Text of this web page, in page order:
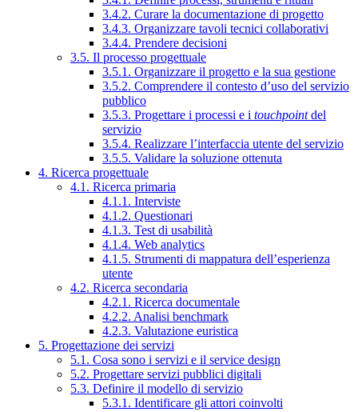
3.4.2. Curare la documentazione di progetto
3.4.3. Organizzare tavoli tecnici collaborativi
3.4.4. Prendere decisioni
3.5. Il processo progettuale
3.5.1. Organizzare il progetto e la sua gestione
3.5.2. Comprendere il contesto d’uso del servizio
pubblico
3.5.3. Progettare i processi e i touchpointdel
servizio
3.5.4. Realizzare l’interfaccia utente del servizio
3.5.5. Validare la soluzione ottenuta
4. Ricerca progettuale
4.1. Ricerca primaria
4.1.1. Interviste
4.1.2. Questionari
4.1.3. Test di usabilità
4.1.4. Web analytics
4.1.5. Strumenti di mappatura dell’esperienza
utente
4.2. Ricerca secondaria
4.2.1. Ricerca documentale
4.2.2. Analisi benchmark
4.2.3. Valutazione euristica
5. Progettazione dei servizi
5.1. Cosa sono i servizi e il service design
5.2. Progettare servizi pubblici digitali
5.3. Definire il modello di servizio
5.3.1. Identificare gli attori coinvolti